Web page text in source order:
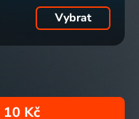
Vybrat
10 Kč